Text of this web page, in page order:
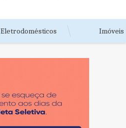
Eletrodomésticos Imóveis